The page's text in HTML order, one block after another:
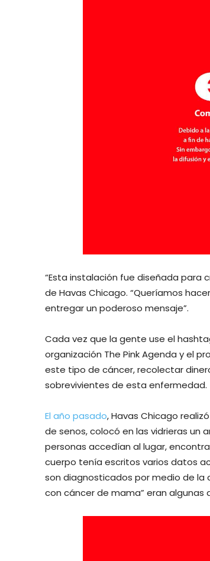
“Esta instalación fue diseñada para
de Havas Chicago. “Queríamos
entregar un poderoso mensaje”.
Cada vez que la gente use el
organización The Pink Agenda y el
este tipo de cáncer, recolectar
sobrevivientes de esta enfermedad.
El año pasado, Havas Chicago
de senos, colocó en las vidrieras un
personas accedían al lugar,
cuerpo tenía escritos varios datos
son diagnosticados por medio de la
con cáncer de mama” eran algunas